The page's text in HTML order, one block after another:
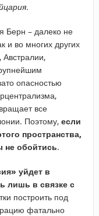
Берн – далеко не
и во многих других
опасностью
все
Поэтому, если
пространства,
не обойтись.
уйдет в
лишь в связке с
построить под
фатально